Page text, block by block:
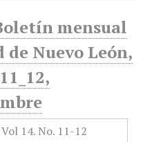
mensual
Nuevo León,